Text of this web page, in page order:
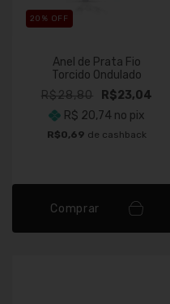
20 % OFF
Anel de Prata Fio
Torcido Ondulado
R$28,80
R$23,04
R$ 20,74 no pix
R$0,69 de cashback
Comprar